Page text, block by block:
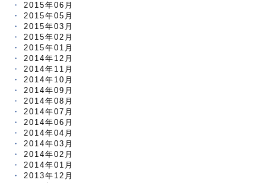
2015年06月
2015年05月
2015年03月
2015年02月
2015年01月
2014年12月
2014年11月
2014年10月
2014年09月
2014年08月
2014年07月
2014年06月
2014年04月
2014年03月
2014年02月
2014年01月
2013年12月